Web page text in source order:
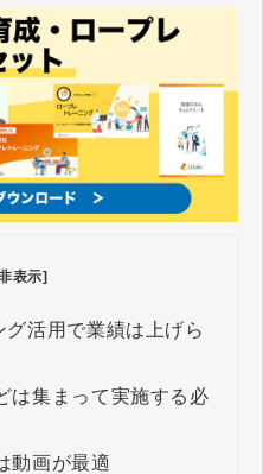
表示]
活用で業績は上げら
は集まって実施する必
動画が最適